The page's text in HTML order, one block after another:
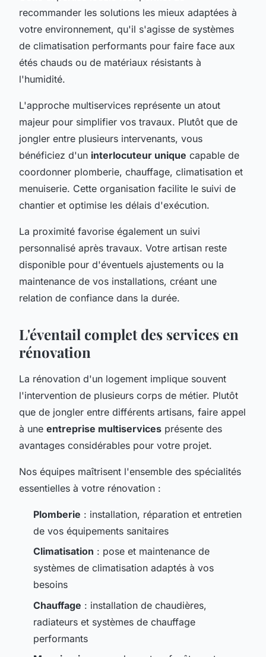
recommander les solutions les mieux adaptées à
votre environnement, qu'il s'agisse de systèmes
de climatisation performants pour faire face aux
étés chauds ou de matériaux résistants à
l'humidité.
L'approche multiservices représente un atout
majeur pour simplifier vos travaux. Plutôt que de
jongler entre plusieurs intervenants, vous
bénéficiez d'un interlocuteur unique capable de
coordonner plomberie, chauffage, climatisation et
menuiserie. Cette organisation facilite le suivi de
chantier et optimise les délais d'exécution.
La proximité favorise également un suivi
personnalisé après travaux. Votre artisan reste
disponible pour d'éventuels ajustements ou la
maintenance de vos installations, créant une
relation de confiance dans la durée.
L'éventail complet des services en
rénovation
La rénovation d'un logement implique souvent
l'intervention de plusieurs corps de métier. Plutôt
que de jongler entre différents artisans, faire appel
à une entreprise multiservices présente des
avantages considérables pour votre projet.
Nos équipes maîtrisent l'ensemble des spécialités
essentielles à votre rénovation :
Plomberie : installation, réparation et entretien
de vos équipements sanitaires
Climatisation : pose et maintenance de
systèmes de climatisation adaptés à vos
besoins
Chauffage : installation de chaudières,
radiateurs et systèmes de chauffage
performants